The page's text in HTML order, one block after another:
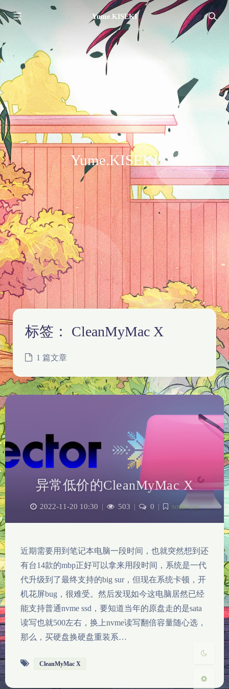
Yume.KISEKI
Yume.KISEKI
Sans Serif Serif
浅阴影 深阴影
关闭
标签： CleanMyMac X
1 篇文章
异常低价的CleanMyMac X
2022-11-20 10:30 | 503 | 0 | software
近期需要用到笔记本电脑一段时间，也就突然想到还
有台14款的mbp正好可以拿来用段时间，系统是一代
代升级到了最终支持的big sur，但现在系统卡顿，开
机花屏bug，很难受。然后发现如今这电脑居然已经
能支持普通nvme ssd，要知道当年的原盘走的是sata
读写也就500左右，换上nvme读写翻倍容量随心选，
那么，买硬盘换硬盘重装系…
CleanMyMac X